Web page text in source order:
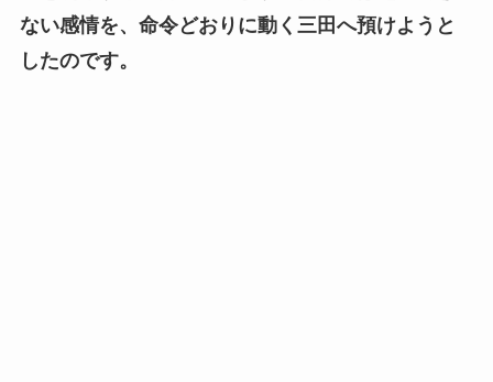
ない感情を、命令どおりに動く三田へ預けようと
したのです。